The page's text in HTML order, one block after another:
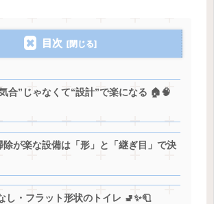
目次
合”じゃなくて“設計”で楽になる 🏠🧠
除が楽な設備は「形」と「継ぎ目」で決
し・フラット形状のトイレ 🚽✨🧻